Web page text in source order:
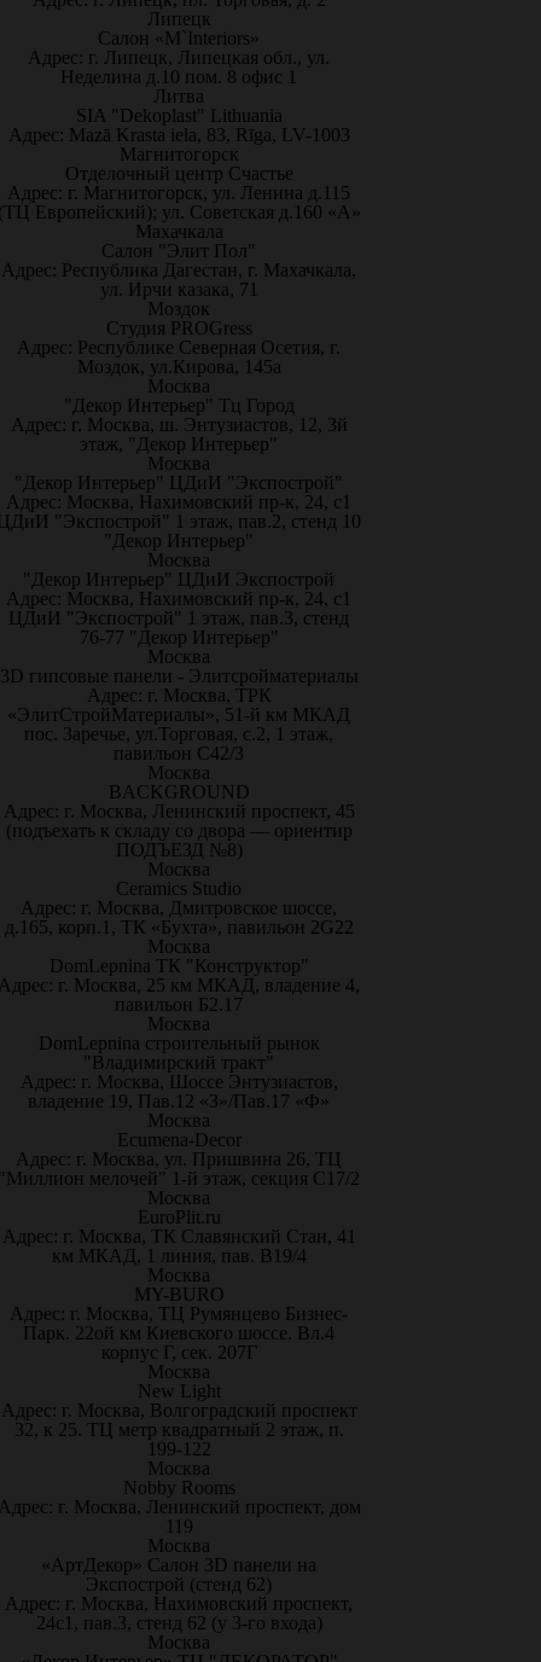
Липецк
Салон «M`Interiors»
Адрес: г. Липецк, Липецкая обл., ул.
Неделина д.10 пом. 8 офис 1
Литва
SIA "Dekoplast" Lithuania
Адрес: Mazā Krasta iela, 83, Rīga, LV-1003
Магнитогорск
Отделочный центр Счастье
Адрес: г. Магнитогорск, ул. Ленина д.115
Европейский); ул. Советская д.160 «А»
Махачкала
Салон "Элит Пол"
Адрес: Республика Дагестан, г. Махачкала,
ул. Ирчи казака, 71
Моздок
Студия PROGress
Адрес: Республике Северная Осетия, г.
Моздок, ул.Кирова, 145а
Москва
"Декор Интерьер" Тц Город
Адрес: г. Москва, ш. Энтузиастов, 12, 3й
этаж, "Декор Интерьер"
Москва
"Декор Интерьер" ЦДиИ "Экспострой"
Адрес: Москва, Нахимовский пр-к, 24, с1
"Экспострой" 1 этаж, пав.2, стенд 10
"Декор Интерьер"
Москва
"Декор Интерьер" ЦДиИ Экспострой
Адрес: Москва, Нахимовский пр-к, 24, с1
ЦДиИ "Экспострой" 1 этаж, пав.3, стенд
76-77 "Декор Интерьер"
Москва
3D гипсовые панели - Элитсройматериалы
Адрес: г. Москва, ТРК
«ЭлитСтройМатериалы», 51-й км МКАД
пос. Заречье, ул.Торговая, с.2, 1 этаж,
павильон С42/3
Москва
BACKGROUND
Адрес: г. Москва, Ленинский проспект, 45
(подъехать к складу со двора — ориентир
ПОДЪЕЗД №8)
Москва
Ceramics Studio
Адрес: г. Москва, Дмитровское шоссе,
д.165, корп.1, ТК «Бухта», павильон 2G22
Москва
DomLepnina ТК "Конструктор"
г. Москва, 25 км МКАД, владение 4,
павильон Б2.17
Москва
DomLepnina строительный рынок
"Владимирский тракт"
Адрес: г. Москва, Шоссе Энтузиастов,
владение 19, Пав.12 «З»/Пав.17 «Ф»
Москва
Ecumena-Decor
Адрес: г. Москва, ул. Пришвина 26, ТЦ
мелочей" 1-й этаж, секция С17/2
Москва
EuroPlit.ru
Адрес: г. Москва, ТК Славянский Стан, 41
км МКАД, 1 линия, пав. В19/4
Москва
MY-BURO
Адрес: г. Москва, ТЦ Румянцево Бизнес-
Парк. 22ой км Киевского шоссе. Вл.4
корпус Г, сек. 207Г
Москва
New Light
Адрес: г. Москва, Волгоградский проспект
32, к 25. ТЦ метр квадратный 2 этаж, п.
199-122
Москва
Nobby Rooms
г. Москва, Ленинский проспект, дом
119
Москва
«АртДекор» Салон 3D панели на
Экспострой (стенд 62)
Адрес: г. Москва, Нахимовский проспект,
24с1, пав.3, стенд 62 (у 3-го входа)
Москва